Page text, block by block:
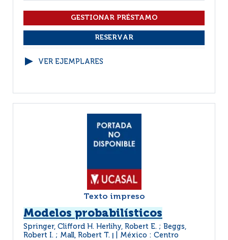
VER EJEMPLARES
Texto impreso
Modelos probabilísticos
Springer, Clifford H. Herlihy, Robert E. ; Beggs,
Robert I. ; Mall, Robert T.
México : Centro